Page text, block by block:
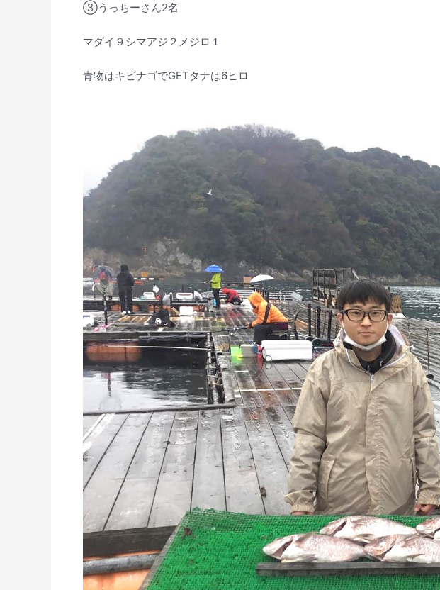
③うっちーさん2名
マダイ９シマアジ２メジロ１
青物はキビナゴでGETタナは6ヒロ